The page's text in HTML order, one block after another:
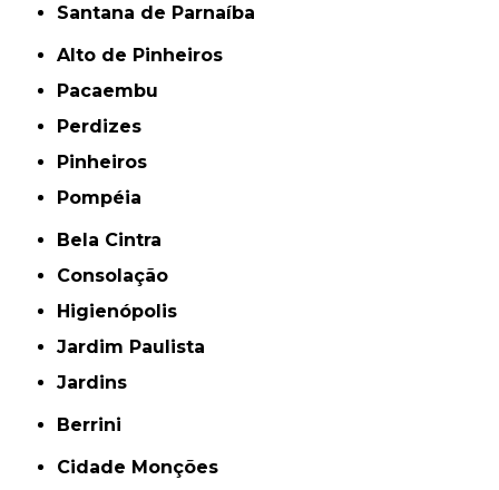
Santana de Parnaíba
Alto de Pinheiros
Pacaembu
Perdizes
Pinheiros
Pompéia
Bela Cintra
Consolação
Higienópolis
Jardim Paulista
Jardins
Berrini
Cidade Monções